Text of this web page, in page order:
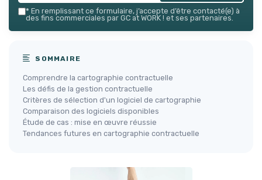
* En remplissant ce formulaire, j’accepte d’être contacté(e) à
des fins commerciales par GC at WORK ! et ses partenaires.
SOMMAIRE
Comprendre la cartographie contractuelle
Les défis de la gestion contractuelle
Critères de sélection d'un logiciel de cartographie
Comparaison des logiciels disponibles
Étude de cas : mise en œuvre réussie
Tendances futures en cartographie contractuelle